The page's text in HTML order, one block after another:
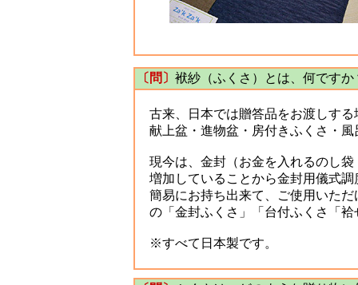
〔問〕 袱紗（ふくさ）とは、何ですか
古来、日本では贈答品をお渡しす
献上盆・進物盆・房付きふくさ・風
現今は、金封（お金を入れるのし袋
増加していることから金封用儀式調
簡易にお持ち出来て、ご使用いた
の「金封ふくさ」「台付ふくさ「
※すべて日本製です。